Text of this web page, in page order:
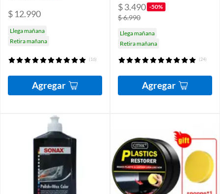
$ 12.990
Llega mañana
Retira mañana
(16)
Agregar
$ 3.490 -50%
$ 6.990
Llega mañana
Retira mañana
(24)
Agregar